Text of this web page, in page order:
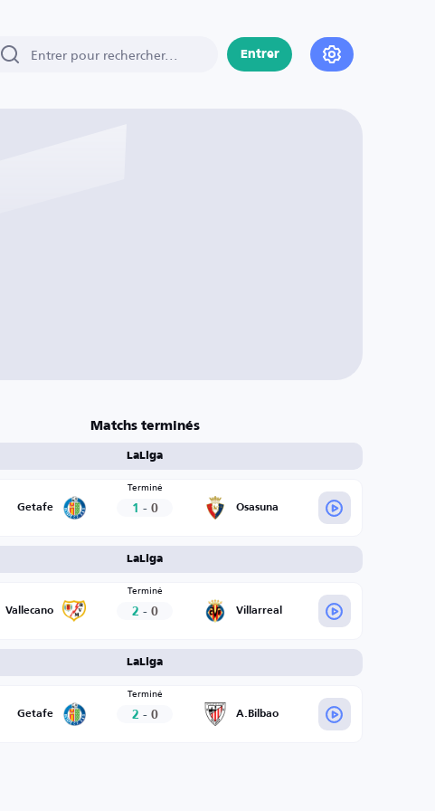
Entrer
Matchs terminés
LaLiga
Getafe
Terminé
1 - 0 Osasuna
LaLiga
Vallecano
Terminé
2 - 0 Villarreal
LaLiga
Getafe
Terminé
2 - 0 A.Bilbao